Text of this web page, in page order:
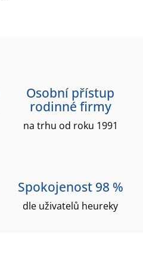
Osobní přístup
rodinné firmy
na trhu od roku 1991
Spokojenost 98 %
dle uživatelů heureky